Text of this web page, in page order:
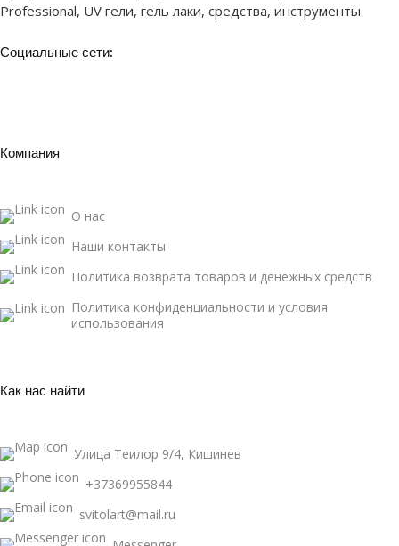
Professional, UV гели, гель лаки, средства, инструменты.
Социальные сети:
Компания
О нас
Наши контакты
Политика возврата товаров и денежных средств
Политика конфиденциальности и условия
использования
Как нас найти
Улица Теилор 9/4, Кишинев
+37369955844
svitolart@mail.ru